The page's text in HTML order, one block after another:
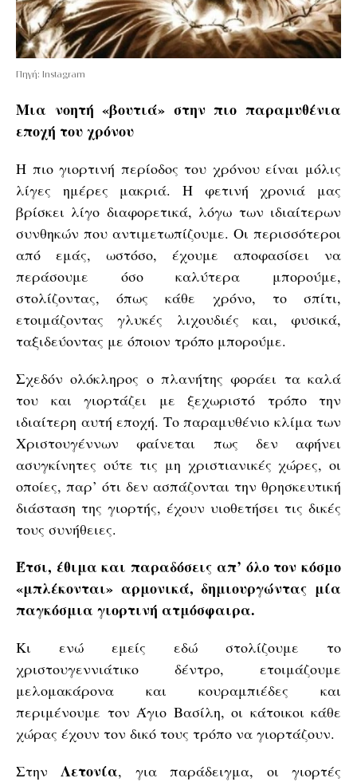
Πηγή: Instagram
Μια νοητή «βουτιά» στην πιο παραμυθένια
εποχή του χρόνου
Η πιο γιορτινή περίοδος του χρόνου είναι μόλις
λίγες ημέρες μακριά. Η φετινή χρονιά μας
βρίσκει λίγο διαφορετικά, λόγω των ιδιαίτερων
συνθηκών που αντιμετωπίζουμε. Οι περισσότεροι
από εμάς, ωστόσο, έχουμε αποφασίσει να
περάσουμε όσο καλύτερα μπορούμε,
στολίζοντας, όπως κάθε χρόνο, το σπίτι,
ετοιμάζοντας γλυκές λιχουδιές και, φυσικά,
ταξιδεύοντας με όποιον τρόπο μπορούμε.
Σχεδόν ολόκληρος ο πλανήτης φοράει τα καλά
του και γιορτάζει με ξεχωριστό τρόπο την
ιδιαίτερη αυτή εποχή. Το παραμυθένιο κλίμα των
Χριστουγέννων φαίνεται πως δεν αφήνει
ασυγκίνητες ούτε τις μη χριστιανικές χώρες, οι
οποίες, παρ’ ότι δεν ασπάζονται την θρησκευτική
διάσταση της γιορτής, έχουν υιοθετήσει τις δικές
τους συνήθειες.
Έτσι, έθιμα και παραδόσεις απ’ όλο τον κόσμο
«μπλέκονται» αρμονικά, δημιουργώντας μία
παγκόσμια γιορτινή ατμόσφαιρα.
Κι ενώ εμείς εδώ στολίζουμε το
χριστουγεννιάτικο δέντρο, ετοιμάζουμε
μελομακάρονα και κουραμπιέδες και
περιμένουμε τον Άγιο Βασίλη, οι κάτοικοι κάθε
χώρας έχουν τον δικό τους τρόπο να γιορτάζουν.
ΣτηνΛετονία, για παράδειγμα, οι γιορτές